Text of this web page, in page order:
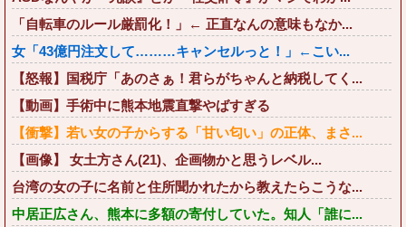
「自転車のルール厳罰化！」← 正直なんの意味もなか...
女「43億円注文して………キャンセルっと！」←こい...
【怒報】国税庁「あのさぁ！君らがちゃんと納税してく...
【動画】手術中に熊本地震直撃やばすぎる
【衝撃】若い女の子からする「甘い匂い」の正体、まさ...
【画像】 女土方さん(21)、企画物かと思うレベル...
台湾の女の子に名前と住所聞かれたから教えたらこうな...
中居正広さん、熊本に多額の寄付していた。知人「誰に...